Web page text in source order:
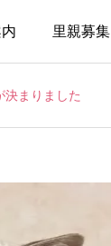
里親募集
決まりました